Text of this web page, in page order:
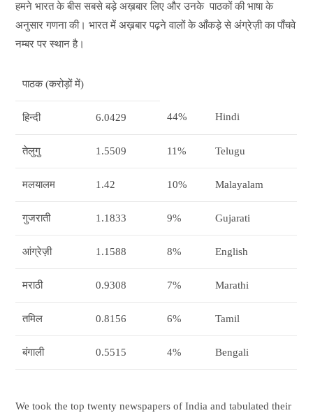
हमने भारत के बीस सबसे बड़े अख़बार लिए और उनके पाठकों की भाषा के
अनुसार गणना की। भारत में अख़बार पढ़ने वालों के आँकड़े से अंग्रेज़ी का पाँचवे
नम्बर पर स्थान है।
पाठक (करोड़ों में)
हिन्दी 6.0429 44% Hindi
तेलुगु 1.5509 11% Telugu
मलयालम 1.42 10% Malayalam
गुजराती 1.1833 9% Gujarati
आंग्रेज़ी 1.1588 8% English
मराठी 0.9308 7% Marathi
तमिल 0.8156 6% Tamil
बंगाली 0.5515 4% Bengali
We took the top twenty newspapers of India and tabulated their